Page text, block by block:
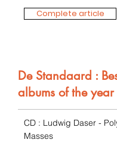
Complete article
De Standaard :
albums of the year
CD : Ludwig Daser -
Masses